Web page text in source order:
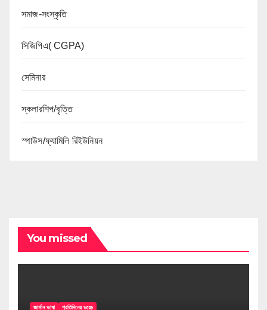
সমাজ-সংস্কৃতি
সিজিপিএ( CGPA)
সেমিনার
স্কলারশিপ/বৃত্তি
স্পাউস/ফ্যামিলি রিইউনিয়ন
You missed
জার্মান ভাষা প্রতিদিনের ডয়েচ